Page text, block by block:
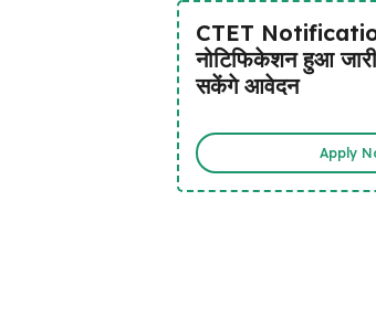
CTET
नोटिफिकेशन हुआ
सकेंगे आवेदन
Apply